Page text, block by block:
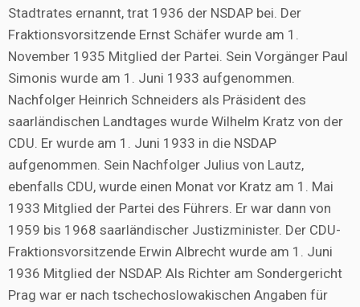
Stadtrates ernannt, trat 1936 der NSDAP bei. Der
Fraktionsvorsitzende Ernst Schäfer wurde am 1.
November 1935 Mitglied der Partei. Sein Vorgänger Paul
Simonis wurde am 1. Juni 1933 aufgenommen.
Nachfolger Heinrich Schneiders als Präsident des
saarländischen Landtages wurde Wilhelm Kratz von der
CDU. Er wurde am 1. Juni 1933 in die NSDAP
aufgenommen. Sein Nachfolger Julius von Lautz,
ebenfalls CDU, wurde einen Monat vor Kratz am 1. Mai
1933 Mitglied der Partei des Führers. Er war dann von
1959 bis 1968 saarländischer Justizminister. Der CDU-
Fraktionsvorsitzende Erwin Albrecht wurde am 1. Juni
1936 Mitglied der NSDAP. Als Richter am Sondergericht
Prag war er nach tschechoslowakischen Angaben für